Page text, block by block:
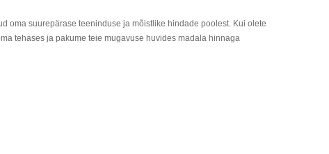
oma suurepärase teeninduse ja mõistlike hindade poolest. Kui olete
tehases ja pakume teie mugavuse huvides madala hinnaga